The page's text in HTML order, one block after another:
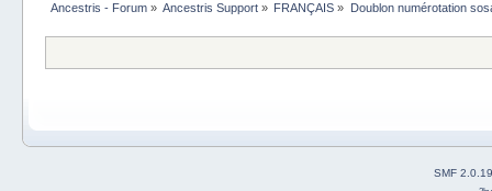
Ancestris - Forum» Ancestris Support » FRANÇAIS » Doublon numérotation
SMF 2.0.19